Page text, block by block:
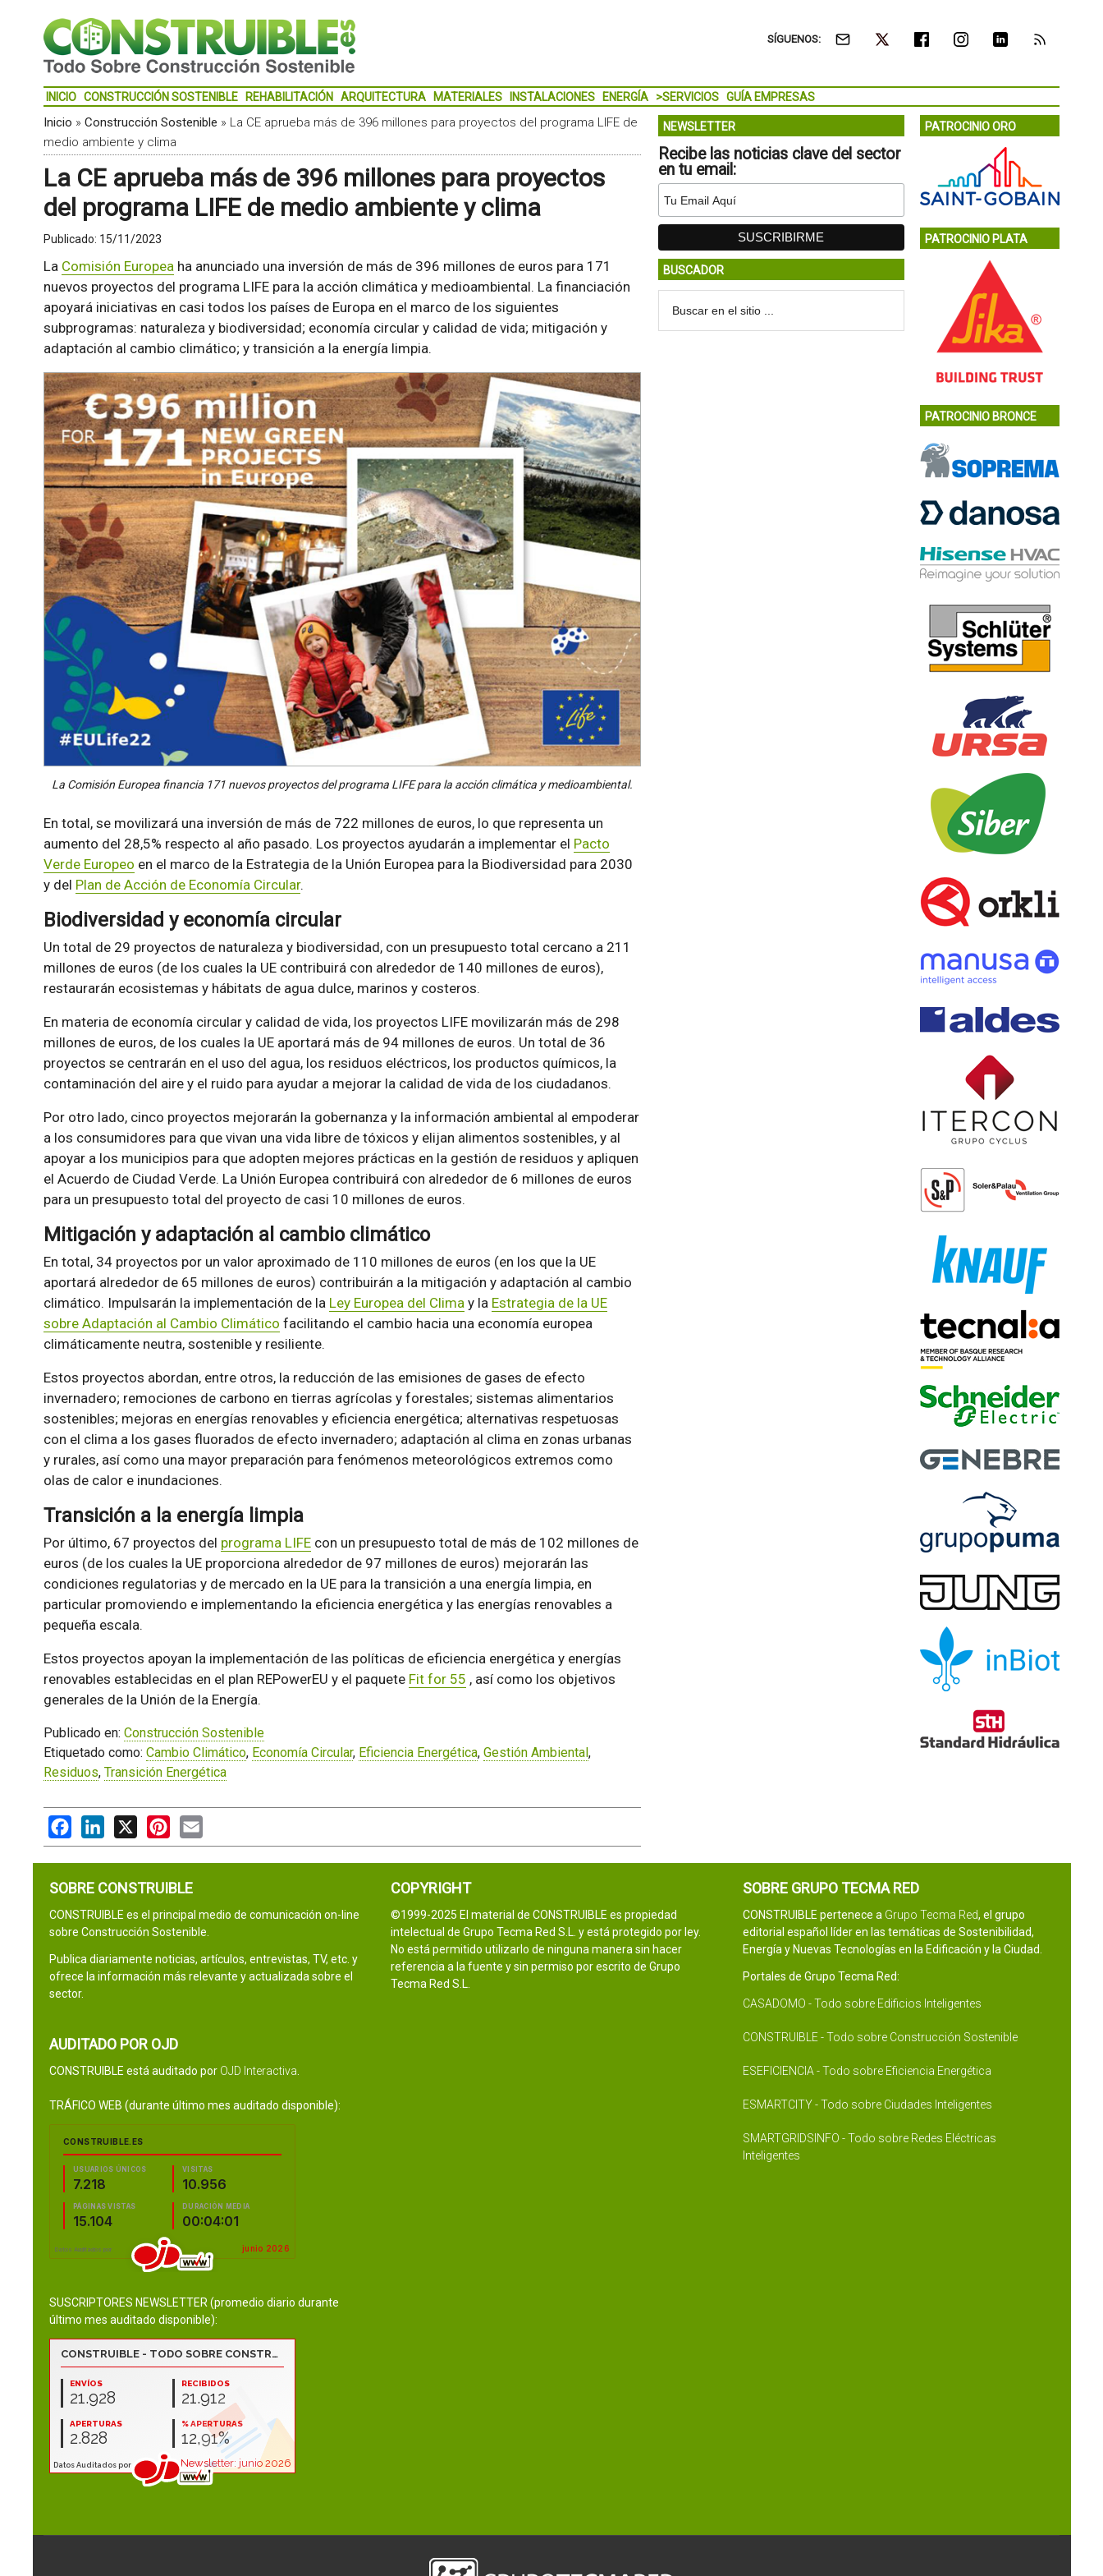
SÍGUENOS:
INICIO CONSTRUCCIÓN SOSTENIBLE REHABILITACIÓN ARQUITECTURA MATERIALES INSTALACIONES ENERGÍA >SERVICIOS GUÍA EMPRESAS
Inicio » Construcción Sostenible » La CE aprueba más de 396 millones para proyectos del programa LIFE de
medio ambiente y clima
La CE aprueba más de 396 millones para proyectos
del programa LIFE de medio ambiente y clima
Publicado: 15/11/2023
La Comisión Europeaha anunciado una inversión de más de 396 millones de euros para 171
nuevos proyectos del programa LIFE para la acción climática y medioambiental. La financiación
apoyará iniciativas en casi todos los países de Europa en el marco de los siguientes
subprogramas: naturaleza y biodiversidad; economía circular y calidad de vida; mitigación y
adaptación al cambio climático; y transición a la energía limpia.
La Comisión Europea financia 171 nuevos proyectos del programa LIFE para la acción climática y medioambiental.
En total, se movilizará una inversión de más de 722 millones de euros, lo que representa un
aumento del 28,5% respecto al año pasado. Los proyectos ayudarán a implementar el Pacto
Verde Europeo en el marco de la Estrategia de la Unión Europea para la Biodiversidad para 2030
y del Plan de Acción de Economía Circular.
Biodiversidad y economía circular
Un total de 29 proyectos de naturaleza y biodiversidad, con un presupuesto total cercano a 211
millones de euros (de los cuales la UE contribuirá con alrededor de 140 millones de euros),
restaurarán ecosistemas y hábitats de agua dulce, marinos y costeros.
En materia de economía circular y calidad de vida, los proyectos LIFE movilizarán más de 298
millones de euros, de los cuales la UE aportará más de 94 millones de euros. Un total de 36
proyectos se centrarán en el uso del agua, los residuos eléctricos, los productos químicos, la
contaminación del aire y el ruido para ayudar a mejorar la calidad de vida de los ciudadanos.
Por otro lado, cinco proyectos mejorarán la gobernanza y la información ambiental al empoderar
a los consumidores para que vivan una vida libre de tóxicos y elijan alimentos sostenibles, y al
apoyar a los municipios para que adopten mejores prácticas en la gestión de residuos y apliquen
el Acuerdo de Ciudad Verde. La Unión Europea contribuirá con alrededor de 6 millones de euros
para un presupuesto total del proyecto de casi 10 millones de euros.
Mitigación y adaptación al cambio climático
En total, 34 proyectos por un valor aproximado de 110 millones de euros (en los que la UE
aportará alrededor de 65 millones de euros) contribuirán a la mitigación y adaptación al cambio
climático. Impulsarán la implementación de la Ley Europea del Clima y la Estrategia de la UE
sobre Adaptación al Cambio Climático facilitando el cambio hacia una economía europea
climáticamente neutra, sostenible y resiliente.
Estos proyectos abordan, entre otros, la reducción de las emisiones de gases de efecto
invernadero; remociones de carbono en tierras agrícolas y forestales; sistemas alimentarios
sostenibles; mejoras en energías renovables y eficiencia energética; alternativas respetuosas
con el clima a los gases fluorados de efecto invernadero; adaptación al clima en zonas urbanas
y rurales, así como una mayor preparación para fenómenos meteorológicos extremos como
olas de calor e inundaciones.
Transición a la energía limpia
Por último, 67 proyectos del programa LIFEcon un presupuesto total de más de 102 millones de
euros (de los cuales la UE proporciona alrededor de 97 millones de euros) mejorarán las
condiciones regulatorias y de mercado en la UE para la transición a una energía limpia, en
particular promoviendo e implementando la eficiencia energética y las energías renovables a
pequeña escala.
Estos proyectos apoyan la implementación de las políticas de eficiencia energética y energías
renovables establecidas en el plan REPowerEU y el paquete Fit for 55 , así como los objetivos
generales de la Unión de la Energía.
Publicado en: Construcción Sostenible
Etiquetado como: Cambio Climático, Economía Circular, Eficiencia Energética, Gestión Ambiental,
Residuos, Transición Energética
FacebookLinkedIn
X PinterestEmail
NEWSLETTER
Recibe las noticias clave del sector
en tu email:
BUSCADOR
PATROCINIO ORO
PATROCINIO PLATA
PATROCINIO BRONCE
SOBRE CONSTRUIBLE
CONSTRUIBLE es el principal medio de comunicación on-line
sobre Construcción Sostenible.
Publica diariamente noticias, artículos, entrevistas, TV, etc. y
ofrece la información más relevante y actualizada sobre el
sector.
AUDITADO POR OJD
CONSTRUIBLE está auditado por OJD Interactiva
TRÁFICO WEB (durante último mes auditado disponible):
SUSCRIPTORES NEWSLETTER (promedio diario durante
último mes auditado disponible):
COPYRIGHT
©1999-2025 El material de CONSTRUIBLE es propiedad
intelectual de Grupo Tecma Red S.L. y está protegido por ley.
No está permitido utilizarlo de ninguna manera sin hacer
referencia a la fuente y sin permiso por escrito de Grupo
Tecma Red S.L.
SOBRE GRUPO TECMA RED
CONSTRUIBLE pertenece a Grupo Tecma Red, el grupo
editorial español líder en las temáticas de Sostenibilidad,
Energía y Nuevas Tecnologías en la Edificación y la Ciudad.
Portales de Grupo Tecma Red:
CASADOMO - Todo sobre Edificios Inteligentes
CONSTRUIBLE - Todo sobre Construcción Sostenible
ESEFICIENCIA - Todo sobre Eficiencia Energética
ESMARTCITY - Todo sobre Ciudades Inteligentes
SMARTGRIDSINFO - Todo sobre Redes Eléctricas
Inteligentes